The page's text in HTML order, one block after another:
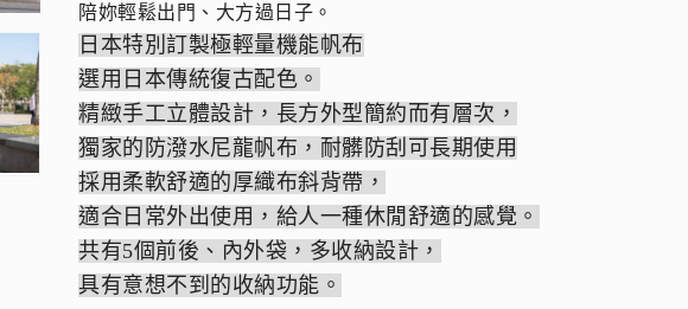
陪妳輕鬆出門、大方過日子。
日本特別訂製極輕量機能帆布
選用日本傳統復古配色。
精緻手工立體設計，長方外型簡約而有層次，
獨家的防潑水尼龍帆布，耐髒防刮可長期使用
採用柔軟舒適的厚織布斜背帶，
適合日常外出使用，給人一種休閒舒適的感覺。
共有5個前後、內外袋，多收納設計，
具有意想不到的收納功能。